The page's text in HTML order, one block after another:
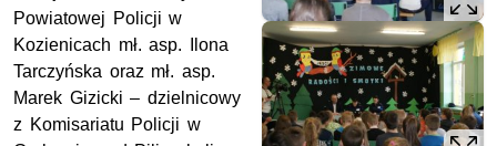
Powiatowej Policji w
Kozienicach mł. asp. Ilona
Tarczyńska oraz mł. asp.
Marek Gizicki – dzielnicowy
z Komisariatu Policji w